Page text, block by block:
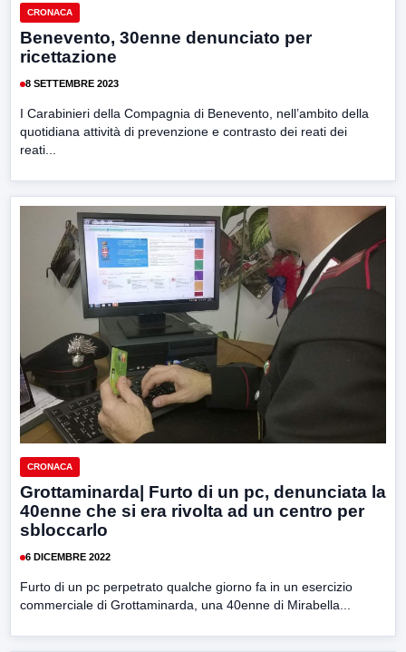
CRONACA
Benevento, 30enne denunciato per
ricettazione
8 SETTEMBRE 2023
I Carabinieri della Compagnia di Benevento, nell’ambito della
quotidiana attività di prevenzione e contrasto dei reati dei
reati...
CRONACA
Grottaminarda| Furto di un pc, denunciata la
40enne che si era rivolta ad un centro per
sbloccarlo
6 DICEMBRE 2022
Furto di un pc perpetrato qualche giorno fa in un esercizio
commerciale di Grottaminarda, una 40enne di Mirabella...